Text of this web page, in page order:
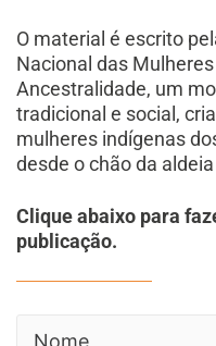
O material é escrito
Nacional das
Ancestralidade, um
tradicional e social,
mulheres indígenas
desde o chão da
Clique abaixo para
publicação.